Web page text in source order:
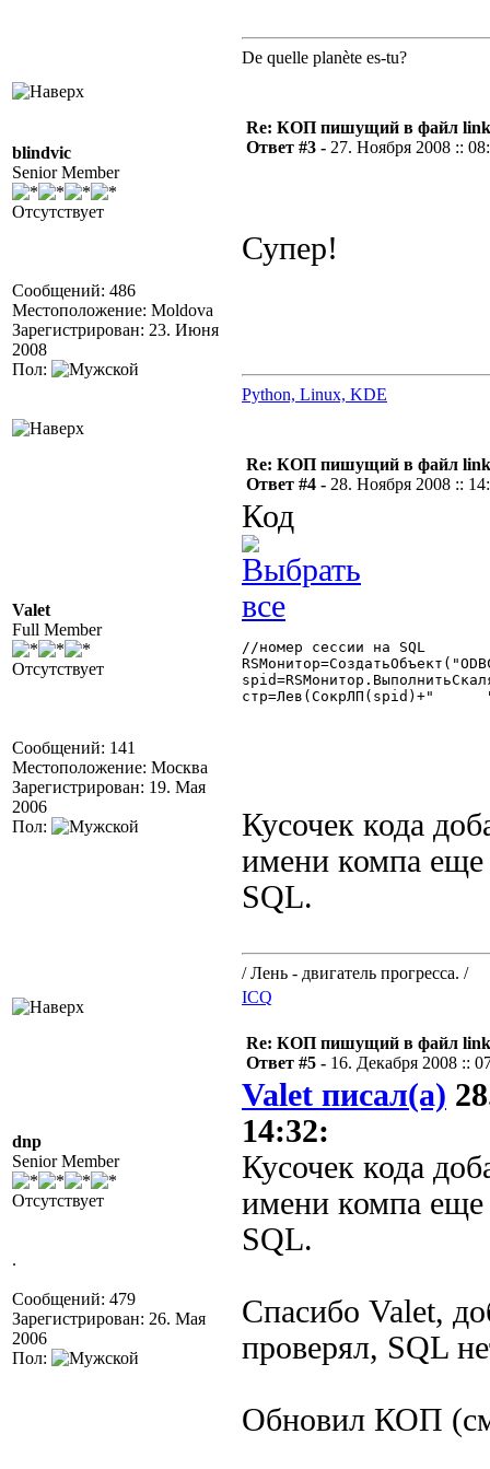
De quelle planète es-tu?
blindvic
Senior Member
Отсутствует
Сообщений: 486
Местоположение: Moldova
Зарегистрирован: 23. Июня
2008
Пол:
Re: КОП пишущий в файл
Ответ #3 - 27. Ноября 2008 ::
Супер!
Python, Linux, KDE
Valet
Full Member
Отсутствует
Сообщений: 141
Местоположение: Москва
Зарегистрирован: 19. Мая
2006
Пол:
Re: КОП пишущий в файл
Ответ #4 - 28. Ноября 2008 ::
Код
//номер сессии на SQL
стр=Лев(СокрЛП(spid)+"
Кусочек кода
имени компа еще
SQL.
/ Лень - двигатель прогресса. /
ICQ
dnp
Senior Member
Отсутствует
.
Сообщений: 479
Зарегистрирован: 26. Мая
2006
Пол:
Re: КОП пишущий в файл
Ответ #5 - 16. Декабря 2008 ::
Valet писал(а)
14:32:
Кусочек кода
имени компа еще
SQL.
Спасибо Valet,
проверял, SQL
Обновил КОП